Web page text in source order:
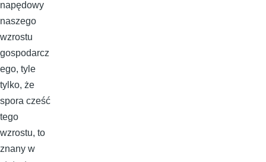
napędowy
naszego
wzrostu
gospodarcz
ego, tyle
tylko, że
spora cześć
tego
wzrostu, to
znany w